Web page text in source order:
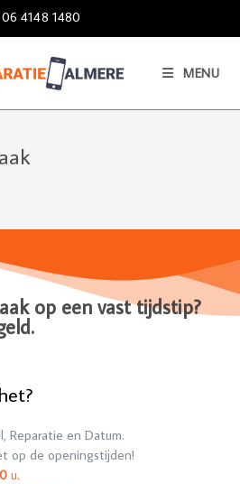
06 4148 1480
MENU
op een vast tijdstip?
Reparatie en Datum.
op de openingstijden!
u.